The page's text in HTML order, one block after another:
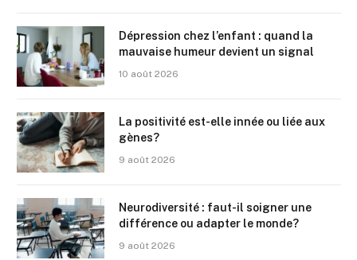
Dépression chez l’enfant : quand la
mauvaise humeur devient un signal
10 août 2026
La positivité est-elle innée ou liée aux
gènes?
9 août 2026
Neurodiversité : faut-il soigner une
différence ou adapter le monde?
9 août 2026